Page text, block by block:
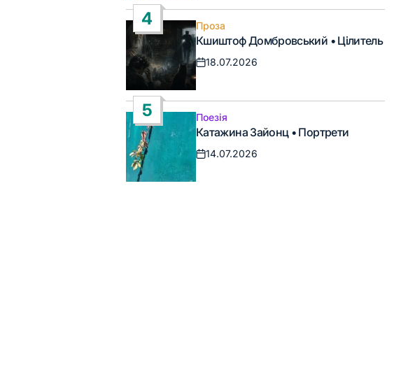
4
Опублікувати
у
Проза
Кшиштоф Домбровський • Цілитель
Дата
запису
18.07.2026
5
Опублікувати
у
Поезія
Катажина Зайонц • Портрети
Дата
14.07.2026